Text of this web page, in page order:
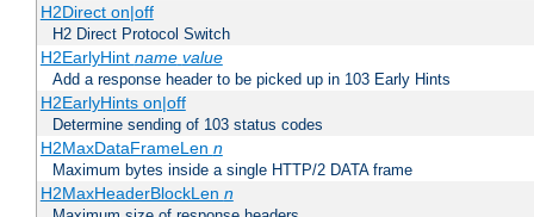
H2Direct on|off
H2 Direct Protocol Switch
H2EarlyHint name value
Add a response header to be picked up in 103 Early Hints
H2EarlyHints on|off
Determine sending of 103 status codes
H2MaxDataFrameLen n
Maximum bytes inside a single HTTP/2 DATA frame
H2MaxHeaderBlockLen n